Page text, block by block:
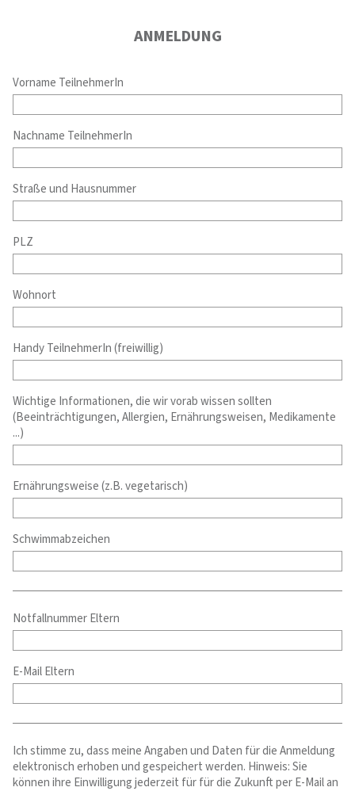
ANMELDUNG
Vorname TeilnehmerIn
Nachname TeilnehmerIn
Straße und Hausnummer
PLZ
Wohnort
Handy TeilnehmerIn (freiwillig)
Wichtige Informationen, die wir vorab wissen sollten
(Beeinträchtigungen, Allergien, Ernährungsweisen, Medikamente
...)
Ernährungsweise (z.B. vegetarisch)
Schwimmabzeichen
Notfallnummer Eltern
E-Mail Eltern
Ich stimme zu, dass meine Angaben und Daten für die Anmeldung
elektronisch erhoben und gespeichert werden. Hinweis: Sie
können ihre Einwilligung jederzeit für für die Zukunft per E-Mail an